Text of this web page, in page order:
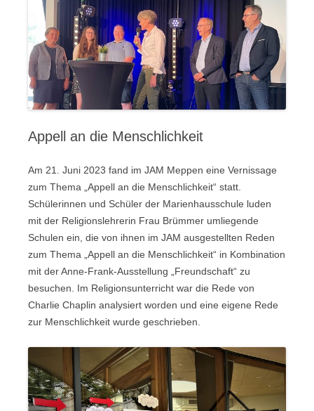
Appell an die Menschlichkeit
Am 21. Juni 2023 fand im JAM Meppen eine Vernissage
zum Thema „Appell an die Menschlichkeit“ statt.
Schülerinnen und Schüler der Marienhausschule luden
mit der Religionslehrerin Frau Brümmer umliegende
Schulen ein, die von ihnen im JAM ausgestellten Reden
zum Thema „Appell an die Menschlichkeit“ in Kombination
mit der Anne-Frank-Ausstellung „Freundschaft“ zu
besuchen. Im Religionsunterricht war die Rede von
Charlie Chaplin analysiert worden und eine eigene Rede
zur Menschlichkeit wurde geschrieben.